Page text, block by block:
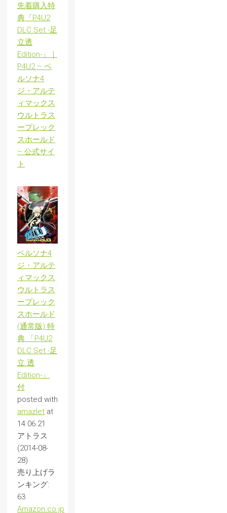
先着購入特
典「P4U2
DLC Set -足
立透
Edition-」｜
P4U2 – ペ
ルソナ4
ジ・アルテ
ィマックス
ウルトラス
ープレック
スホールド
– 公式サイ
ト
ペルソナ4
ジ・アルテ
ィマックス
ウルトラス
ープレック
スホールド
(通常版) 特
典 「P4U2
DLC Set -足
立 透
Edition-」
付
posted with
amazlet at
14.06.21
アトラス
(2014-08-
28)
売り上げラ
ンキング:
63
Amazon.co.jp